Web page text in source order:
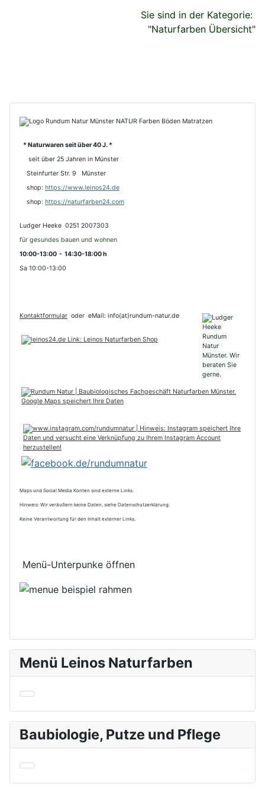
Sie sind in der Kategorie:
"Naturfarben Übersicht"
* Naturwaren seit über 40 J. *
seit über 25 Jahren in Münster
Steinfurter Str. 9 Münster
shop: https://www.leinos24.de
shop: https://naturfarben24.com
Ludger Heeke 0251 2007303
für gesundes bauen und wohnen
10:00-13:00 - 14:30-18:00 h
Sa 10:00-13:00
Kontaktformular oder eMail: info(at)rundum-natur.de
Maps und Social Media Konten sind externe Links.
Hinweis: Wir veräußern keine Daten, siehe Datenschutzerklärung.
Keine Verantwortung für den Inhalt externer Links.
Menü-Unterpunke öffnen
Menü Leinos Naturfarben
Baubiologie, Putze und Pflege